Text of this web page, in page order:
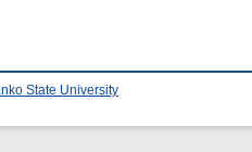
State University